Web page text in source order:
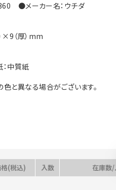
●メーカー名：ウチダ
×9（厚）mm
中質紙
と異なる場合がございます。
(税込) 入数 在庫数